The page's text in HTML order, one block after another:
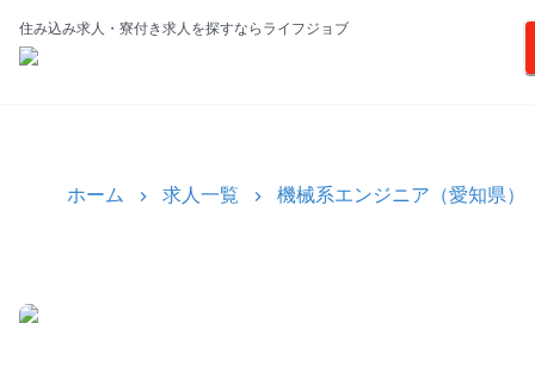
住み込み求人・寮付き求人を探すならライフジョブ
ホーム 求人一覧 機械系エンジニア（愛知県）